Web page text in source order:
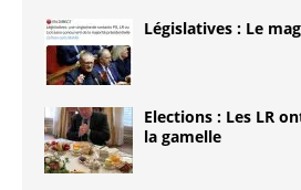
Législatives : Le
Elections : Les LR
la gamelle